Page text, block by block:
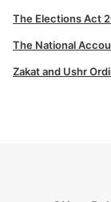
The Elections Act
The National
Zakat and Ushr